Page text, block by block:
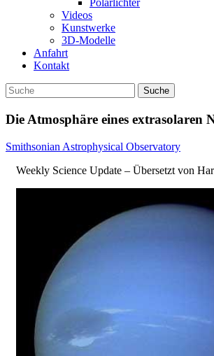
Polarlichter
Videos
Kunstwerke
3D-Modelle
Anfahrt
Kontakt
Die Atmosphäre eines extrasolaren
Smithsonian Astrophysical Observatory
Weekly Science Update – Übersetzt von